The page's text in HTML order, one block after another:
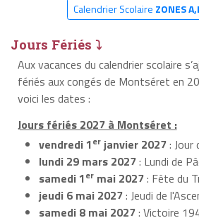
Calendrier Scolaire ZONES
Jours Fériés ⤵
Aux vacances du calendrier scolaire
fériés aux congés de Montséret en
voici les dates :
Jours fériés 2027 à Montséret :
vendredi 1er janvier 2027: Jour
lundi 29 mars 2027: Lundi de
samedi 1er mai 2027: Fête du
jeudi 6 mai 2027: Jeudi de
samedi 8 mai 2027: Victoire